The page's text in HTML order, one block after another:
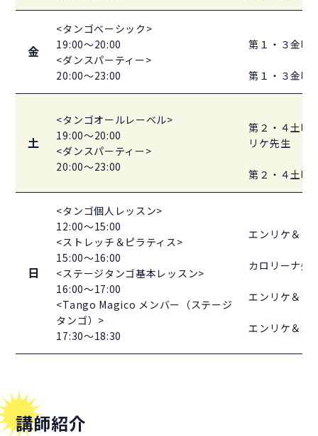
金
<タンゴべーシック>
19:00～20:00
<ダンスパーティー>
20:00～23:00
第１・３金曜
第１・３金曜
土
<タンゴオールレーベル>
19:00～20:00
<ダンスパーティー>
20:00～23:00
第２・４土曜
リケ先生
第２・４土曜
日
<タンゴ個人レッスン>
12:00～15:00
<ストレッチ＆ピラティス>
15:00～16:00
<ステージタンゴ基本レッスン>
16:00～17:00
<Tango Magico メンバー（ステージ
タンゴ）>
17:30～18:30
エンリケ＆カ
カロリーナ先
エンリケ＆カ
エンリケ＆カ
講師紹介